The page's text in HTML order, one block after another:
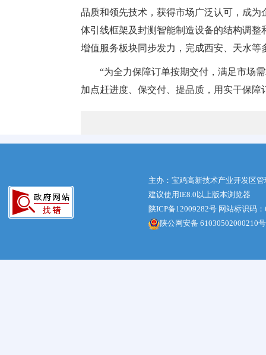
品质和领先技术，获得市场广泛认可，成
体引线框架及封测智能制造设备的结构调
增值服务板块同步发力，完成西安、天水
“为全力保障订单按期交付，满足市场
加点赶进度、保交付、提品质，用实干保障
主办：宝鸡高新技术产业开发区
建议使用IE8.0以上版本浏览器
陕ICP备12009282号 网站标识码
陕公网安备 61030502000210号